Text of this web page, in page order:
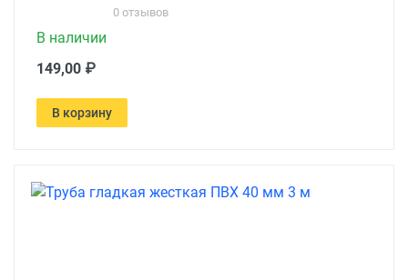
0 отзывов
В наличии
149,00 ₽
В корзину